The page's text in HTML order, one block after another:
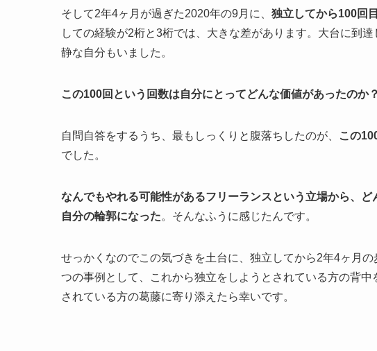
そして2年4ヶ月が過ぎた2020年の9月に、 独立してから100回
しての経験が2桁と3桁では、大きな差があります。大台に到
静な自分もいました。
この100回という回数は自分にとってどんな価値があったのか？
自問自答をするうち、最もしっくりと腹落ちしたのが、 この
でした。
なんでもやれる可能性があるフリーランスという立場から、
自分の輪郭になった。そんなふうに感じたんです。
せっかくなのでこの気づきを土台に、独立してから2年4ヶ月
つの事例として、これから独立をしようとされている方の背
されている方の葛藤に寄り添えたら幸いです。